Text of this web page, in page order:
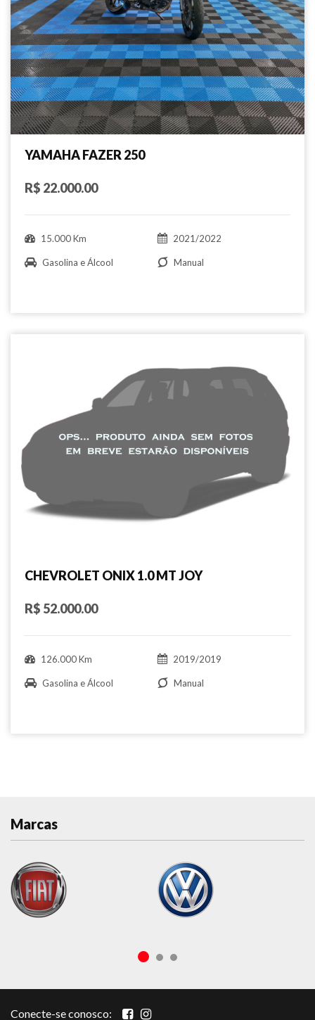
YAMAHA FAZER 250
R$ 22.000.00
15.000 Km 2021/2022
Gasolina e Álcool Manual
CHEVROLET ONIX 1.0 MT JOY
R$ 52.000.00
126.000 Km 2019/2019
Gasolina e Álcool Manual
Marcas
Conecte-se conosco: